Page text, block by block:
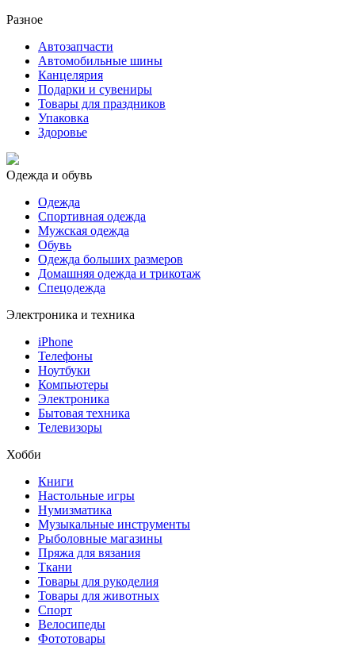
Разное
Автозапчасти
Автомобильные шины
Канцелярия
Подарки и сувениры
Товары для праздников
Упаковка
Здоровье
Одежда и обувь
Одежда
Спортивная одежда
Мужская одежда
Обувь
Одежда больших размеров
Домашняя одежда и трикотаж
Спецодежда
Электроника и техника
iPhone
Телефоны
Ноутбуки
Компьютеры
Электроника
Бытовая техника
Телевизоры
Хобби
Книги
Настольные игры
Нумизматика
Музыкальные инструменты
Рыболовные магазины
Пряжа для вязания
Ткани
Товары для рукоделия
Товары для животных
Спорт
Велосипеды
Фототовары